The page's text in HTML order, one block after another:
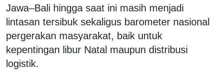
Jawa–Bali hingga saat ini masih menjadi
lintasan tersibuk sekaligus barometer nasional
pergerakan masyarakat, baik untuk
kepentingan libur Natal maupun distribusi
logistik.